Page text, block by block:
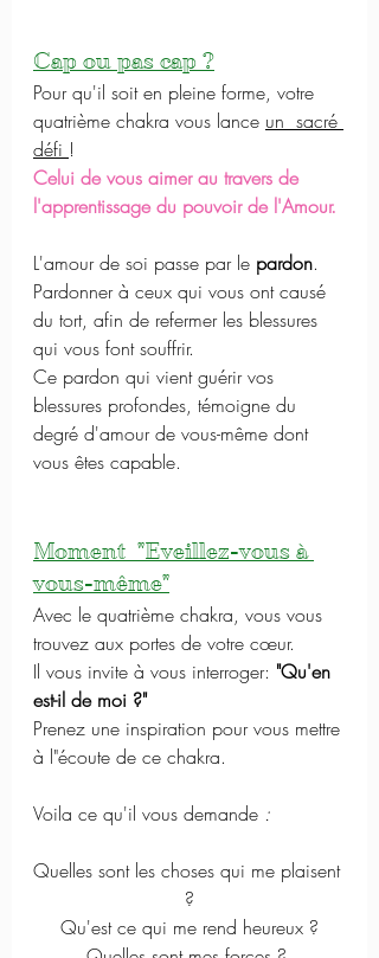
Cap ou pas cap ?
Pour qu'il soit en pleine forme, votre
quatrième chakra vous lance un  sacré
défi !
Celui de vous aimer au travers de
l'apprentissage du pouvoir de l'Amour.
L'amour de soi passe par le pardon.
Pardonner à ceux qui vous ont causé
du tort, afin de refermer les blessures
qui vous font souffrir.
Ce pardon qui vient guérir vos
blessures profondes, témoigne du
degré d'amour de vous-même dont
vous êtes capable.
Moment  "Eveillez-vous à
vous-même"
Avec le quatrième chakra, vous vous
trouvez aux portes de votre cœur.
Il vous invite à vous interroger: "Qu'en
est-il de moi ?"
Prenez une inspiration pour vous mettre
à l"écoute de ce chakra.
Voila ce qu'il vous demande :
Quelles sont les choses qui me plaisent
?
Qu'est ce qui me rend heureux ?